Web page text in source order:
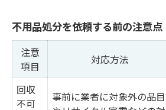
不用品処分を依頼する前の注意点
注意
項目
対応方法
回収
不可
事前に業者に対象外の品目